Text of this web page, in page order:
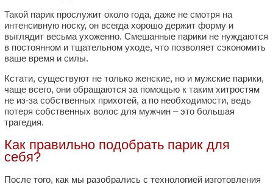
Такой парик прослужит около года, даже не смотря на
интенсивную носку, он всегда хорошо держит форму и
выглядит весьма ухоженно. Смешанные парики не нуждаются
в постоянном и тщательном уходе, что позволяет сэкономить
ваше время и силы.
Кстати, существуют не только женские, но и мужские парики,
чаще всего, они обращаются за помощью к таким хитростям
не из-за собственных прихотей, а по необходимости, ведь
потеря собственных волос для мужчин – это большая
трагедия.
Как правильно подобрать парик для
себя?
После того, как мы разобрались с технологией изготовления